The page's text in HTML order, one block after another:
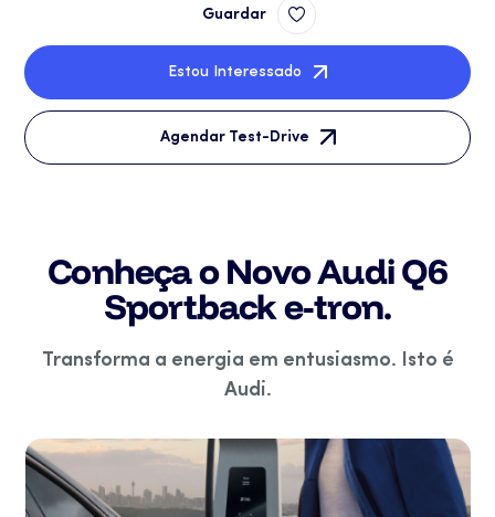
Guardar
Estou Interessado
Agendar Test-Drive
Conheça o Novo Audi Q6
Sportback e-tron.
Transforma a energia em entusiasmo. Isto é
Audi.